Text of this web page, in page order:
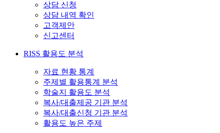
상담 신청
상담 내역 확인
고객제안
신고센터
RISS 활용도 분석
자료 현황 통계
주제별 활용통계 분석
학술지 활용도 분석
복사/대출제공 기관 분석
복사/대출신청 기관 분석
활용도 높은 주제